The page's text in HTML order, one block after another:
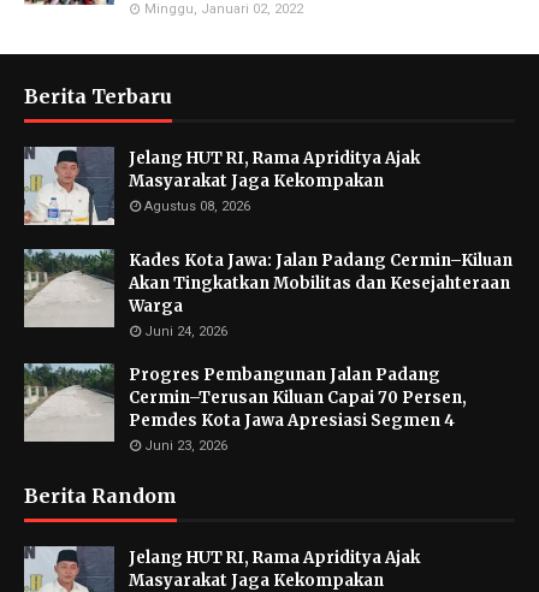
Minggu, Januari 02, 2022
Berita Terbaru
Jelang HUT RI, Rama Apriditya Ajak
Masyarakat Jaga Kekompakan
Agustus 08, 2026
Kades Kota Jawa: Jalan Padang Cermin–Kiluan
Akan Tingkatkan Mobilitas dan Kesejahteraan
Warga
Juni 24, 2026
Progres Pembangunan Jalan Padang
Cermin–Terusan Kiluan Capai 70 Persen,
Pemdes Kota Jawa Apresiasi Segmen 4
Juni 23, 2026
Berita Random
Jelang HUT RI, Rama Apriditya Ajak
Masyarakat Jaga Kekompakan